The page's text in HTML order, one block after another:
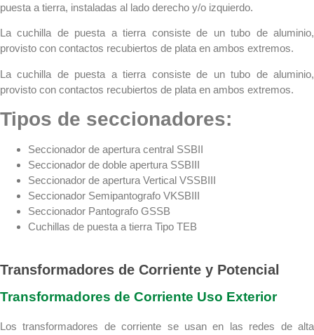
puesta a tierra, instaladas al lado derecho y/o izquierdo.
La cuchilla de puesta a tierra consiste de un tubo de aluminio,
provisto con contactos recubiertos de plata en ambos extremos.
La cuchilla de puesta a tierra consiste de un tubo de aluminio,
provisto con contactos recubiertos de plata en ambos extremos.
Tipos de seccionadores:
Seccionador de apertura central SSBII
Seccionador de doble apertura SSBIII
Seccionador de apertura Vertical VSSBIII
Seccionador Semipantografo VKSBIII
Seccionador Pantografo GSSB
Cuchillas de puesta a tierra Tipo TEB
Transformadores de Corriente y Potencial
Transformadores de Corriente Uso Exterior
Los transformadores de corriente se usan en las redes de alta